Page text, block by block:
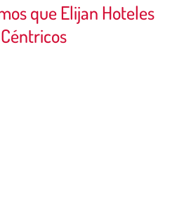
que Elijan Hoteles
Céntricos